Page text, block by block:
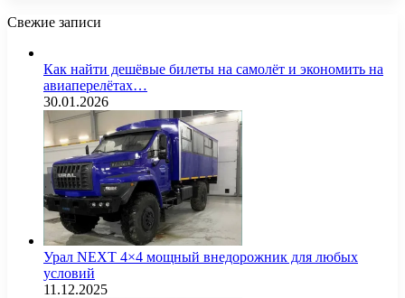
Свежие записи
Как найти дешёвые билеты на самолёт и экономить на
авиаперелётах…
30.01.2026
Урал NEXT 4×4 мощный внедорожник для любых
условий
11.12.2025